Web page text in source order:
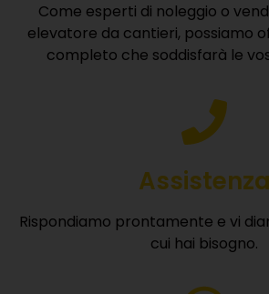
Come esperti di noleggio o
elevatore da cantieri, possiamo
completo che soddisfarà le
Assistenza
Rispondiamo prontamente e vi
cui hai bisogno.